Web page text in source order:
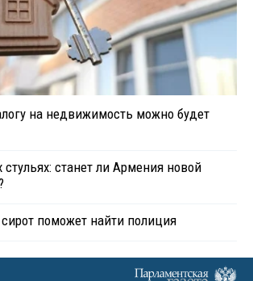
на недвижимость можно будет
станет ли Армения новой
поможет найти полиция